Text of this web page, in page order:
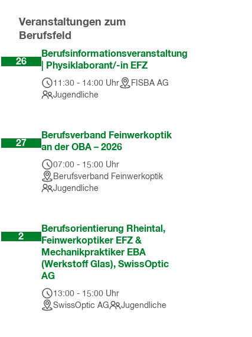
Veranstaltungen zum
Berufsfeld
26
Berufsinformationsveranstaltung
| Physiklaborant/-in EFZ
11:30- 14:00Uhr
FISBA AG
Jugendliche
27
Berufsverband Feinwerkoptik
an der OBA – 2026
07:00- 15:00Uhr
Berufsverband Feinwerkoptik
Jugendliche
2
Berufsorientierung Rheintal,
Feinwerkoptiker EFZ &
Mechanikpraktiker EBA
(Werkstoff Glas), SwissOptic
AG
13:00- 15:00Uhr
SwissOptic AG
Jugendliche